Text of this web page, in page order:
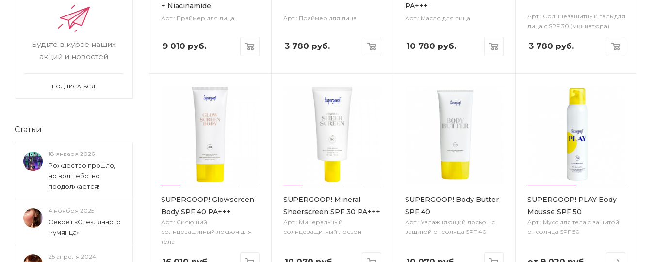
+ Niacinamide
Арт.: Праймер для лица
9 010 руб.
Арт.: Праймер для лица
3 780 руб.
PA+++
Арт.: Масло для лица
10 780 руб.
Арт.: Солнцезащитный гель для
лица с SPF 30 (миниатюра)
3 780 руб.
SUPERGOOP! Glowscreen
Body SPF 40 PA+++
Арт.: Сияющий
солнцезащитный лосьон для
тела
SUPERGOOP! Mineral
Sheerscreen SPF 30 PA+++
Арт.: Минеральный
солнцезащитный лосьон
SUPERGOOP! Body Butter
SPF 40
Арт.: Увлажняющий лосьон с
защитой от солнца SPF 40
SUPERGOOP! PLAY Body
Mousse SPF 50
Арт.: Мусс для тела с защитой
от солнца SPF 50
Будьте в курсе наших
акций и новостей
ПОДПИСАТЬСЯ
Статьи
18 января 2026
Рождество прошло,
но волшебство
продолжается!
4 ноября 2025
Секрет «Стеклянного
Румянца»
25 апреля 2024